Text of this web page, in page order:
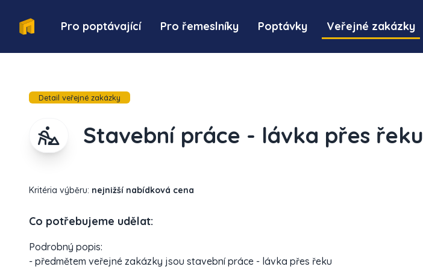
Pro poptávající Pro řemeslníky Poptávky Veřejné zakázky
Detail veřejné zakázky
Stavební práce - lávka přes řeku
Kritéria výběru: nejnižší nabídková cena
Co potřebujeme udělat:
Podrobný popis:
- předmětem veřejné zakázky jsou stavební práce - lávka přes řeku